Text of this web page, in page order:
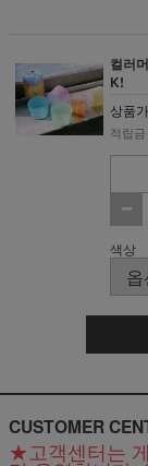
컬러
K!
상품
적립
색상
CUSTOMER
★고객센터는